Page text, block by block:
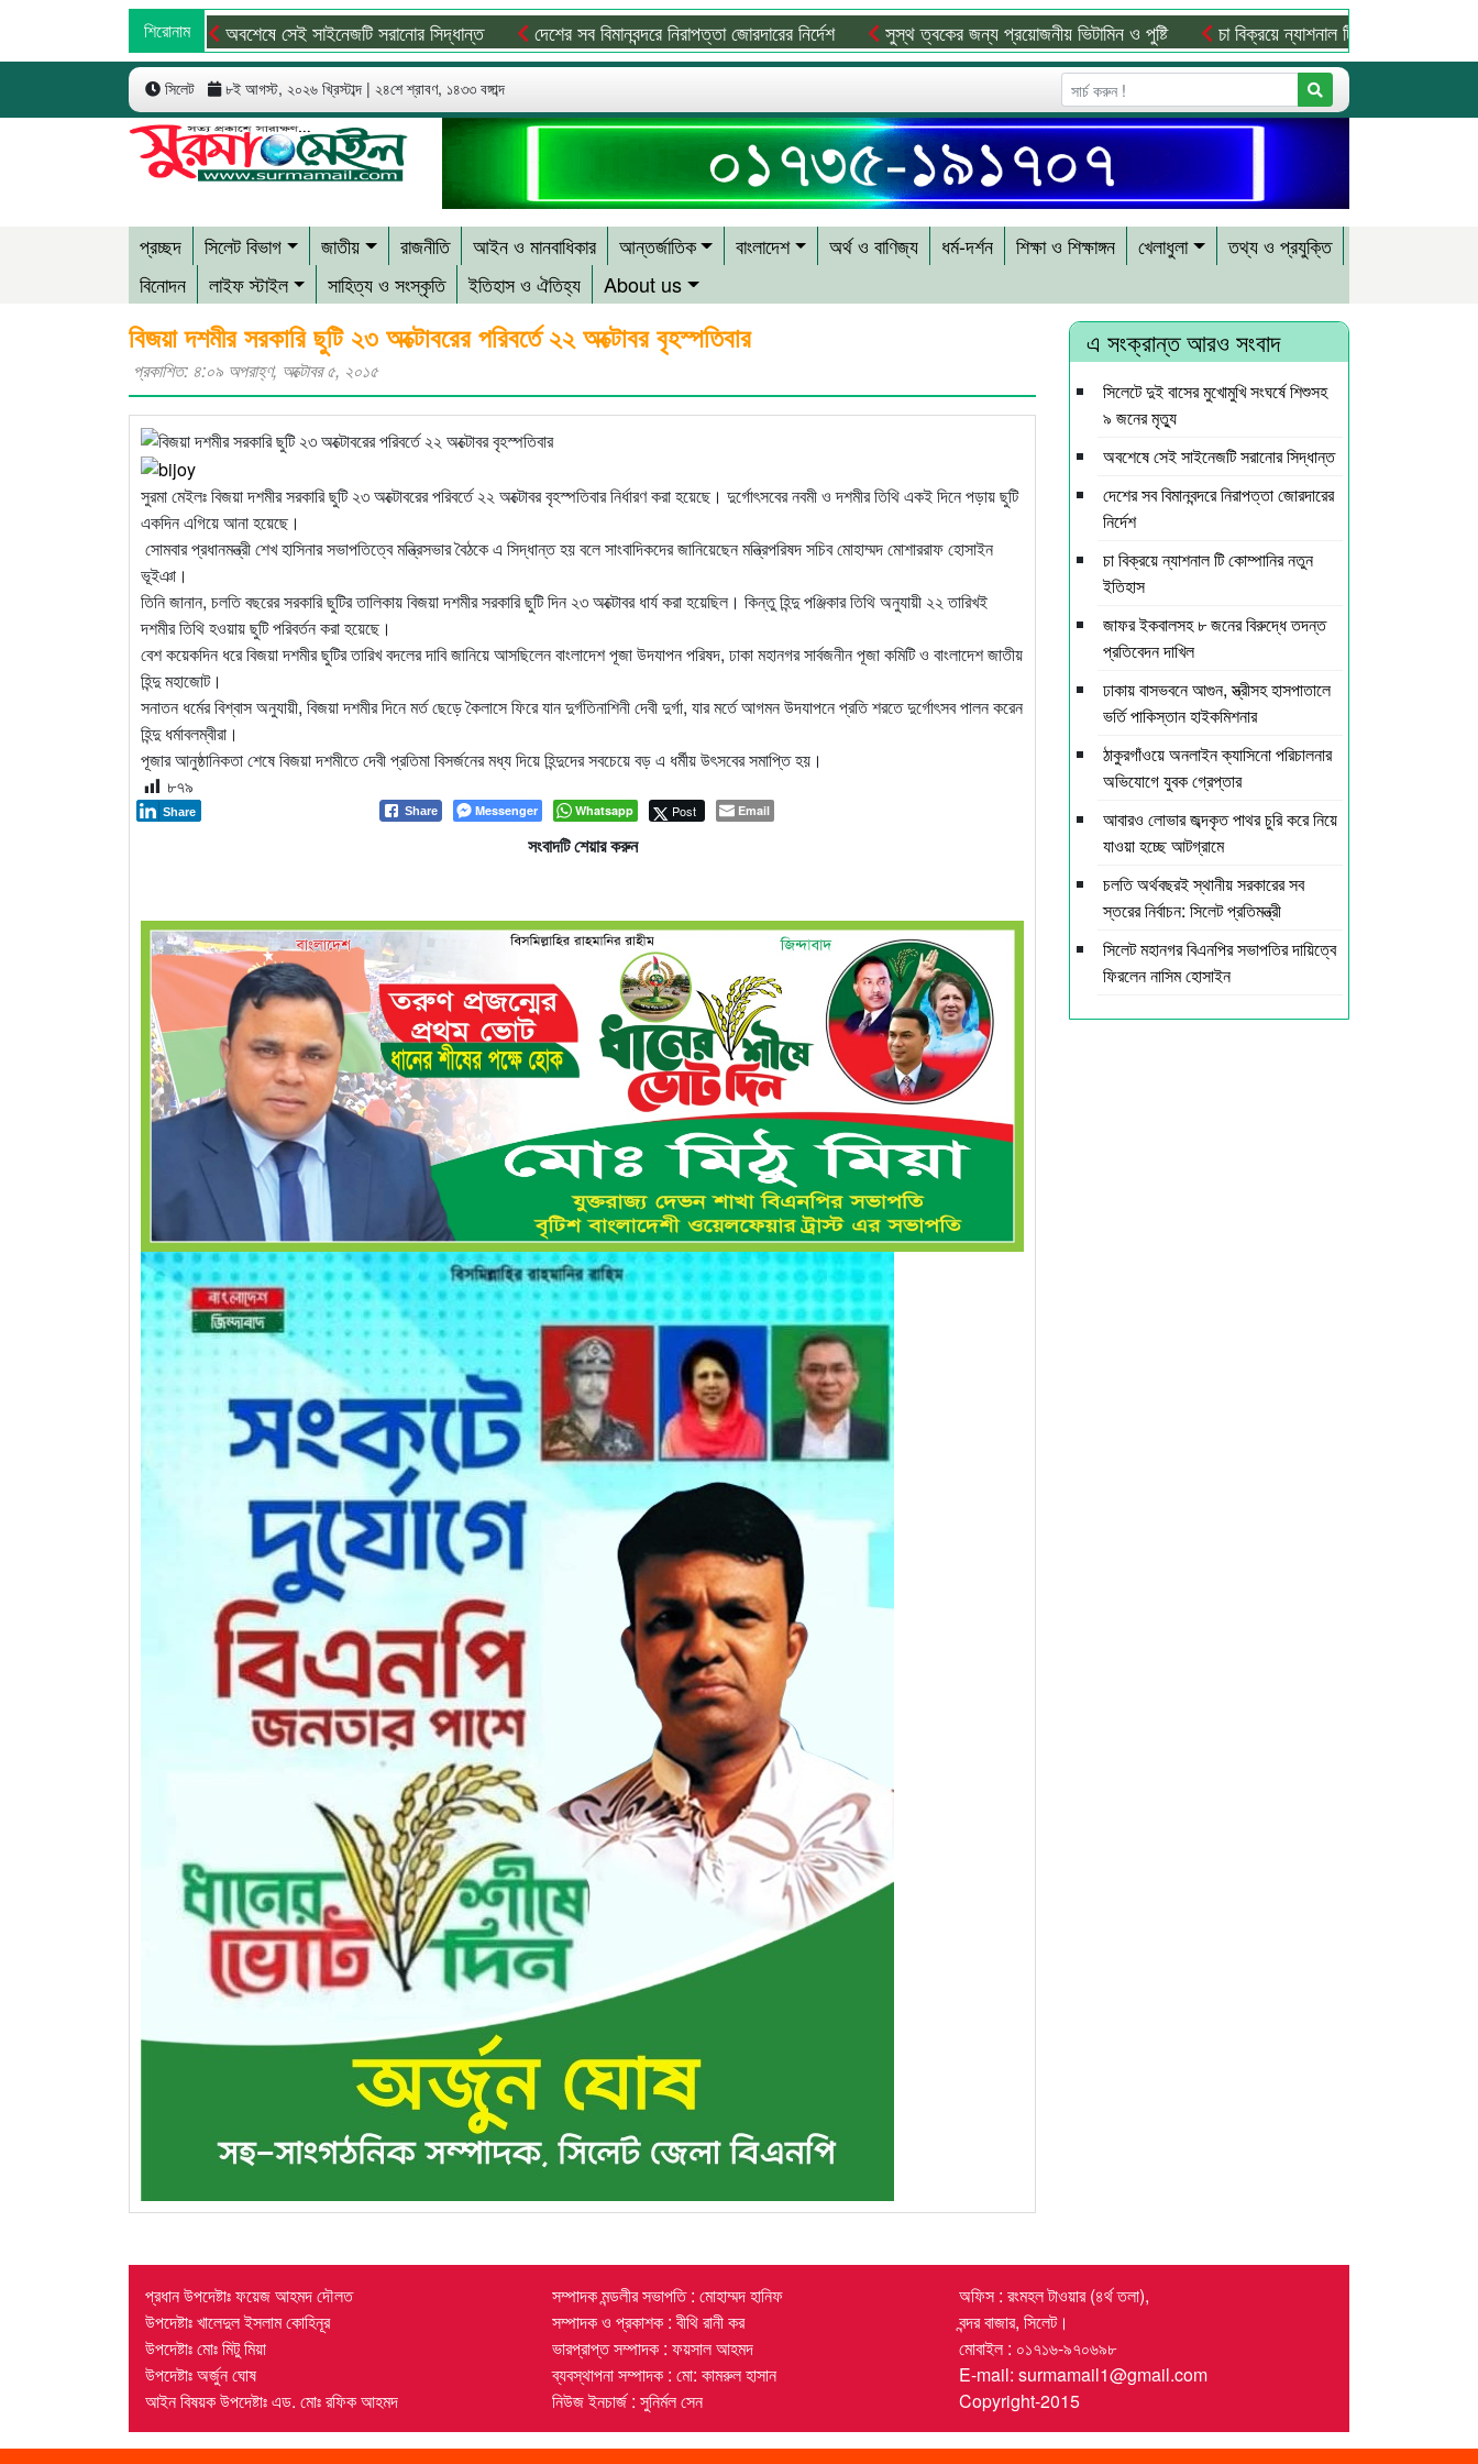
শিরোনামঅবশেষে সেই সাইনেজটি সরানোর সিদ্ধান্ত দেশের সব বিমানবন্দরে নিরাপত্তা জোরদারের নির্দেশ সুস্থ ত্বকের জন্য প্রয়োজনীয় ভিটামিন ও পুষ্টি চা বিক্রয়ে ন্যাশনাল টি কোম্পানির নতুন ইতিহাস
সিলেট ৮ই আগস্ট, ২০২৬ খ্রিস্টাব্দ | ২৪শে শ্রাবণ, ১৪৩৩ বঙ্গাব্দ
প্রচ্ছদ সিলেট বিভাগ জাতীয় রাজনীতি আইন ও মানবাধিকার আন্তর্জাতিক বাংলাদেশ অর্থ ও বাণিজ্য ধর্ম-দর্শন শিক্ষা ও শিক্ষাঙ্গন খেলাধুলা
তথ্য ও প্রযুক্তি
বিনোদন
লাইফ স্টাইল সাহিত্য ও সংস্কৃতি ইতিহাস ও ঐতিহ্য About us
বিজয়া দশমীর সরকারি ছুটি ২৩ অক্টোবরের পরিবর্তে ২২ অক্টোবর বৃহস্পতিবার
প্রকাশিত: ৪:০৯ অপরাহ্ণ, অক্টোবর ৫, ২০১৫
সুরমা মেইলঃ বিজয়া দশমীর সরকারি ছুটি ২৩ অক্টোবরের পরিবর্তে ২২ অক্টোবর বৃহস্পতিবার নির্ধারণ করা হয়েছে। দুর্গোৎসবের নবমী ও দশমীর তিথি একই দিনে পড়ায় ছুটি
একদিন এগিয়ে আনা হয়েছে।
সোমবার প্রধানমন্ত্রী শেখ হাসিনার সভাপতিত্বে মন্ত্রিসভার বৈঠকে এ সিদ্ধান্ত হয় বলে সাংবাদিকদের জানিয়েছেন মন্ত্রিপরিষদ সচিব মোহাম্মদ মোশাররাফ হোসাইন
ভূইঞা।
তিনি জানান, চলতি বছরের সরকারি ছুটির তালিকায় বিজয়া দশমীর সরকারি ছুটি দিন ২৩ অক্টোবর ধার্য করা হয়েছিল। কিন্তু হিন্দু পঞ্জিকার তিথি অনুযায়ী ২২ তারিখই
দশমীর তিথি হওয়ায় ছুটি পরিবর্তন করা হয়েছে।
বেশ কয়েকদিন ধরে বিজয়া দশমীর ছুটির তারিখ বদলের দাবি জানিয়ে আসছিলেন বাংলাদেশ পূজা উদযাপন পরিষদ, ঢাকা মহানগর সার্বজনীন পূজা কমিটি ও বাংলাদেশ জাতীয়
হিন্দু মহাজোট।
সনাতন ধর্মের বিশ্বাস অনুযায়ী, বিজয়া দশমীর দিনে মর্ত ছেড়ে কৈলাসে ফিরে যান দুর্গতিনাশিনী দেবী দুর্গা, যার মর্তে আগমন উদযাপনে প্রতি শরতে দুর্গোৎসব পালন করেন
হিন্দু ধর্মাবলম্বীরা।
পূজার আনুষ্ঠানিকতা শেষে বিজয়া দশমীতে দেবী প্রতিমা বিসর্জনের মধ্য দিয়ে হিন্দুদের সবচেয়ে বড় এ ধর্মীয় উৎসবের সমাপ্তি হয়।
৮৭৯
Share Messenger Whatsapp Post
Share Email
সংবাদটি শেয়ার করুন
এ সংক্রান্ত আরও সংবাদ
সিলেটে দুই বাসের মুখোমুখি সংঘর্ষে শিশুসহ
৯ জনের মৃত্যু
অবশেষে সেই সাইনেজটি সরানোর সিদ্ধান্ত
দেশের সব বিমানবন্দরে নিরাপত্তা জোরদারের
নির্দেশ
চা বিক্রয়ে ন্যাশনাল টি কোম্পানির নতুন
ইতিহাস
জাফর ইকবালসহ ৮ জনের বিরুদ্ধে তদন্ত
প্রতিবেদন দাখিল
ঢাকায় বাসভবনে আগুন, স্ত্রীসহ হাসপাতালে
ভর্তি পাকিস্তান হাইকমিশনার
ঠাকুরগাঁওয়ে অনলাইন ক্যাসিনো পরিচালনার
অভিযোগে যুবক গ্রেপ্তার
আবারও লোভার জব্দকৃত পাথর চুরি করে নিয়ে
যাওয়া হচ্ছে আটগ্রামে
চলতি অর্থবছরই স্থানীয় সরকারের সব
স্তরের নির্বাচন: সিলেট প্রতিমন্ত্রী
সিলেট মহানগর বিএনপির সভাপতির দায়িত্বে
ফিরলেন নাসিম হোসাইন
প্রধান উপদেষ্টাঃ ফয়েজ আহমদ দৌলত
উপদেষ্টাঃ খালেদুল ইসলাম কোহিনূর
উপদেষ্টাঃ মোঃ মিটু মিয়া
উপদেষ্টাঃ অর্জুন ঘোষ
আইন বিষয়ক উপদেষ্টাঃ এড. মোঃ রফিক আহমদ
সম্পাদক মন্ডলীর সভাপতি : মোহাম্মদ হানিফ
সম্পাদক ও প্রকাশক : বীথি রানী কর
ভারপ্রাপ্ত সম্পাদক : ফয়সাল আহমদ
ব্যবস্থাপনা সম্পাদক : মো: কামরুল হাসান
নিউজ ইনচার্জ : সুনির্মল সেন
অফিস : রংমহল টাওয়ার (৪র্থ তলা),
বন্দর বাজার, সিলেট।
মোবাইল : ০১৭১৬-৯৭০৬৯৮
E-mail: surmamail1@gmail.com
Copyright-2015